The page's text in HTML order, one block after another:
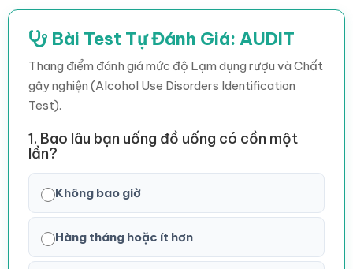
Bài Test Tự Đánh Giá: AUDIT
Thang điểm đánh giá mức độ Lạm dụng rượu và Chất
gây nghiện (Alcohol Use Disorders Identification
Test).
1. Bao lâu bạn uống đồ uống có cồn một
lần?
Không bao giờ
Hàng tháng hoặc ít hơn